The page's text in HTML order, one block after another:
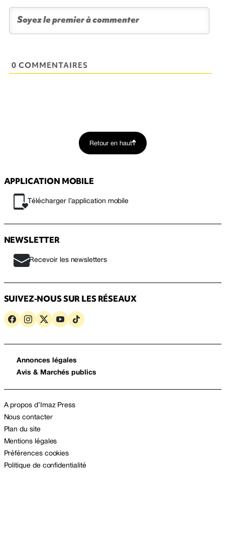
0 COMMENTAIRES
Retour en haut
APPLICATION MOBILE
Télécharger l’application mobile
NEWSLETTER
Recevoir les newsletters
SUIVEZ-NOUS SUR LES RÉSEAUX
Annonces légales
Avis & Marchés publics
A propos d’Imaz Press
Nous contacter
Plan du site
Mentions légales
Préférences cookies
Politique de confidentialité